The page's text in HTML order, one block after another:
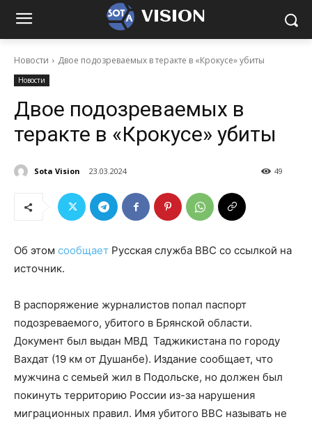
VISION
Новости Двое подозреваемых в теракте в «Крокусе» убиты
Новости
Двое подозреваемых в
теракте в «Крокусе» убиты
Sota Vision 23.03.2024 49
Об этом сообщает Русская служба BBC со ссылкой на
источник.
В распоряжение журналистов попал паспорт
подозреваемого, убитого в Брянской области.
Документ был выдан МВД Таджикистана по городу
Вахдат (19 км от Душанбе). Издание сообщает, что
мужчина с семьей жил в Подольске, но должен был
покинуть территорию России из-за нарушения
миграционных правил. Имя убитого BBC называть не